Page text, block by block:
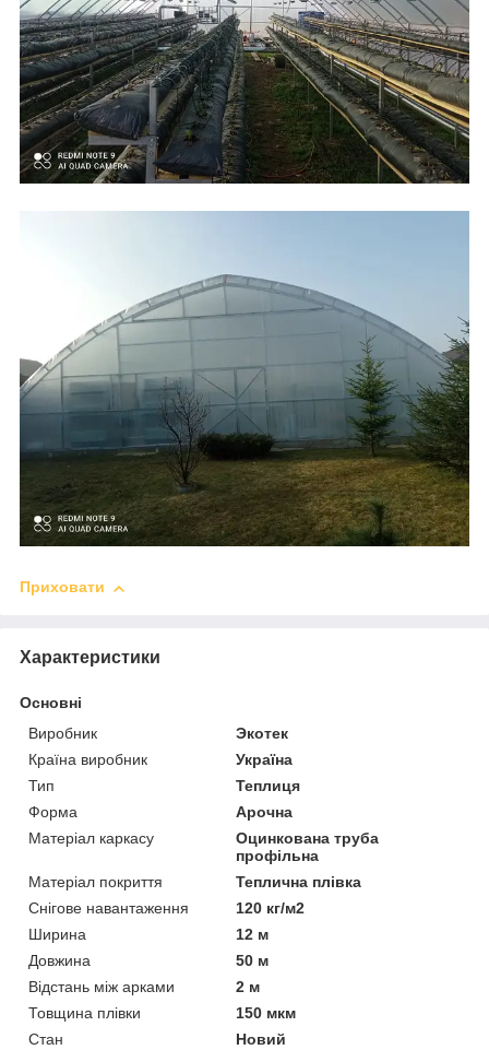
Приховати
Характеристики
Основні
Виробник
Экотек
Країна виробник
Україна
Тип
Теплиця
Форма
Арочна
Матеріал каркасу
Оцинкована труба
профільна
Матеріал покриття
Теплична плівка
Снігове навантаження
120 кг/м2
Ширина
12 м
Довжина
50 м
Відстань між арками
2 м
Товщина плівки
150 мкм
Стан
Новий